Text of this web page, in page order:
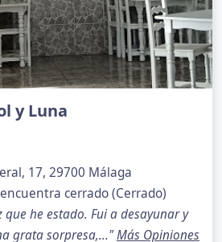
y Luna
17, 29700 Málaga
cerrado (Cerrado)
que he estado. Fui a desayunar y
grata sorpresa,..."Más Opiniones